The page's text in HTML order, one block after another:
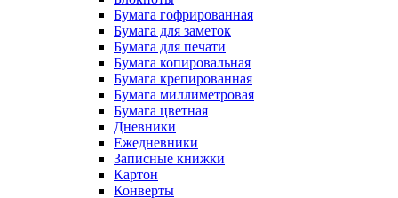
Бумага гофрированная
Бумага для заметок
Бумага для печати
Бумага копировальная
Бумага крепированная
Бумага миллиметровая
Бумага цветная
Дневники
Ежедневники
Записные книжки
Картон
Конверты